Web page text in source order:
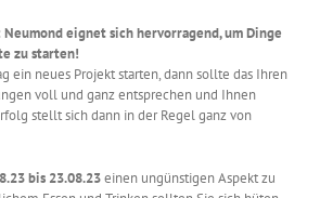
eignet sich hervorragend, um Dinge
zu starten!
ein neues Projekt starten, dann sollte das Ihren
voll und ganz entsprechen und Ihnen
stellt sich dann in der Regel ganz von
bis 23.08.23einen ungünstigen Aspekt zu